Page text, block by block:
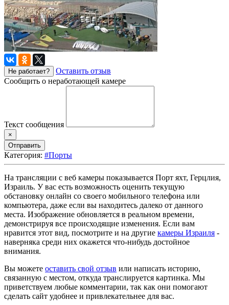
Не работает?
Оставить отзыв
Сообщить о неработающей камере
Текст сообщения
×
Отправить
Категория: #Порты
На трансляции с веб камеры показывается Порт яхт, Герцлия,
Израиль. У вас есть возможность оценить текущую
обстановку онлайн со своего мобильного телефона или
компьютера, даже если вы находитесь далеко от данного
места. Изображение обновляется в реальном времени,
демонстрируя все происходящие изменения. Если вам
нравится этот вид, посмотрите и на другие камеры Израиля -
наверняка среди них окажется что-нибудь достойное
внимания.
Вы можете оставить свой отзыв или написать историю,
связанную с местом, откуда транслируется картинка. Мы
приветствуем любые комментарии, так как они помогают
сделать сайт удобнее и привлекательнее для вас.